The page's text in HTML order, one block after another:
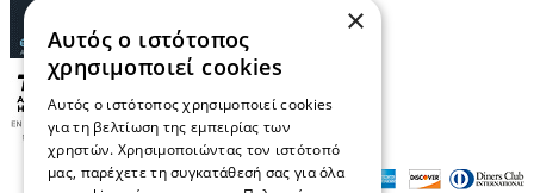
×
Αυτός ο ιστότοπος
χρησιμοποιεί cookies
Αυτός ο ιστότοπος χρησιμοποιεί cookies
για τη βελτίωση της εμπειρίας των
χρηστών. Χρησιμοποιώντας τον ιστότοπό
μας, παρέχετε τη συγκατάθεσή σας για όλα